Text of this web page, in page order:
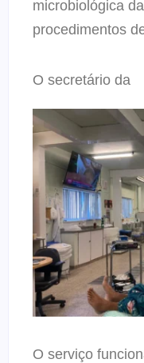
microbiológica
procedimentos
O serviço
O secretário da